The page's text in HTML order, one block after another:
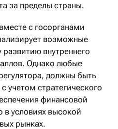
за пределы страны.
с госорганами
возможные
внутреннего
Однако любые
должны быть
учетом стратегического
финансовой
в условиях высокой
рынках.